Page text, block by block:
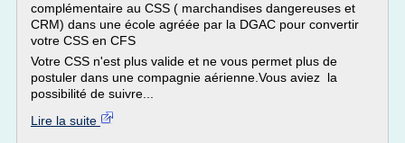
complémentaire au CSS ( marchandises dangereuses et
CRM) dans une école agréée par la DGAC pour convertir
votre CSS en CFS
Votre CSS n'est plus valide et ne vous permet plus de
postuler dans une compagnie aérienne.Vous aviez la
possibilité de suivre...
Lire la suite